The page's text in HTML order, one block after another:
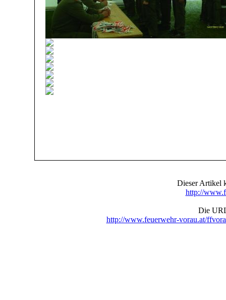
Dieser Artikel
http://
Die
http://www.feuerwehr-vorau.at/